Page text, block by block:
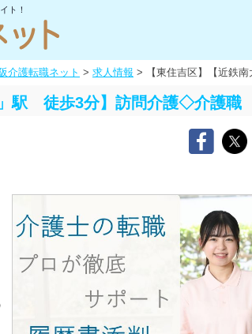
ト！
介護転職ネット > 求人情報 > 【東住吉区】【近鉄
」駅 徒歩3分】訪問介護◇介護職